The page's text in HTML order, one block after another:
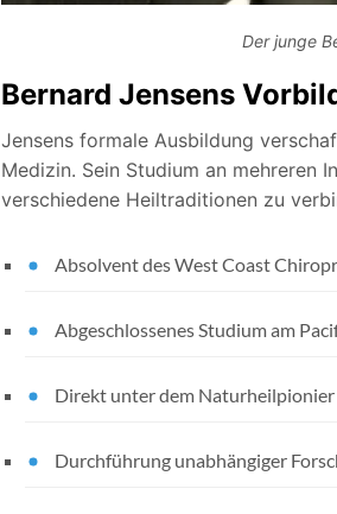
Der junge
Bernard Jensens
Jensens formale Ausbildung
Medizin. Sein Studium an mehreren
verschiedene Heiltraditionen zu
Absolvent des West Coast
Abgeschlossenes Studium am
Direkt unter dem
Durchführung unabhängiger